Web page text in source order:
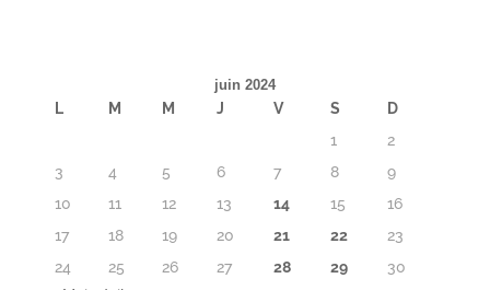
juin 2024
L M M J V S
D
1
2
3
4 5 6 7 8
9
10
11 12 13 14 15
16
17
18 19 20 21 22
23
24
25 26 27 28 29
30